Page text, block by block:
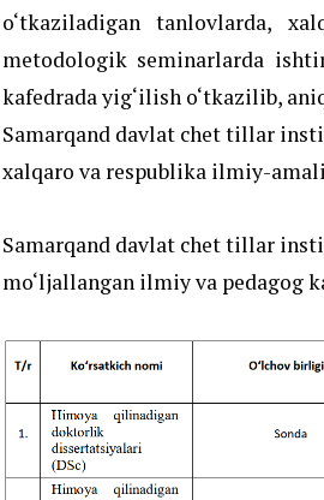
o‘tkaziladigan tanlovlarda,
metodologik seminarlarda
kafedrada yig‘ilish o‘tkazilib,
Samarqand davlat chet tillar
xalqaro va respublika ilmiy-
Samarqand davlat chet tillar
mo‘ljallangan ilmiy va pedagog